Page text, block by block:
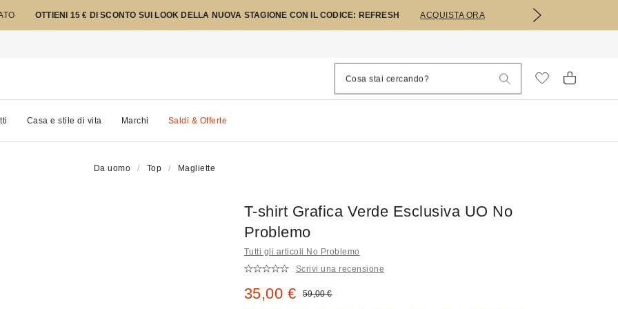
OTTIENI 15 € DI SCONTO SUI LOOK DELLA NUOVA STAGIONE CON IL CODICE: REFRESH ACQUISTA ORA
Casa e stile di vita Marchi Saldi & Offerte
Da uomo Top Magliette
T-shirt Grafica Verde Esclusiva UO No
Problemo
Tutti gli articoli No Problemo
Scrivi una recensione
Prezzo di vendita:
35,00 € Prezzo originale:
59,00 €